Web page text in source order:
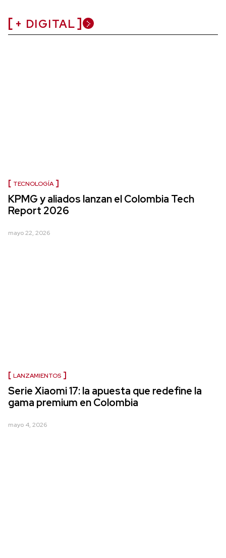
+ DIGITAL
TECNOLOGÍA
KPMG y aliados lanzan el Colombia Tech
Report 2026
mayo 22, 2026
LANZAMIENTOS
Serie Xiaomi 17: la apuesta que redefine la
gama premium en Colombia
mayo 4, 2026